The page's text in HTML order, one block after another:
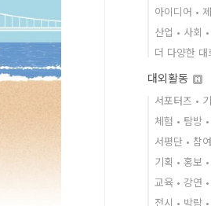
아이디어 •
산업 • 사회
더 다양한 대
대외활동
서포터즈 •
체험 • 탐방
서평단 • 참
기획 • 홍보
교육 • 강연
전시 • 박람